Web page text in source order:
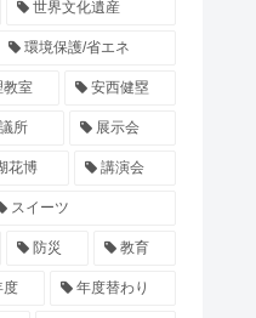
世界文化遺産
環境保護/省エネ
教室 安西健塁
所 展示会
花博 講演会
スイーツ
防災 教育
度 年度替わり